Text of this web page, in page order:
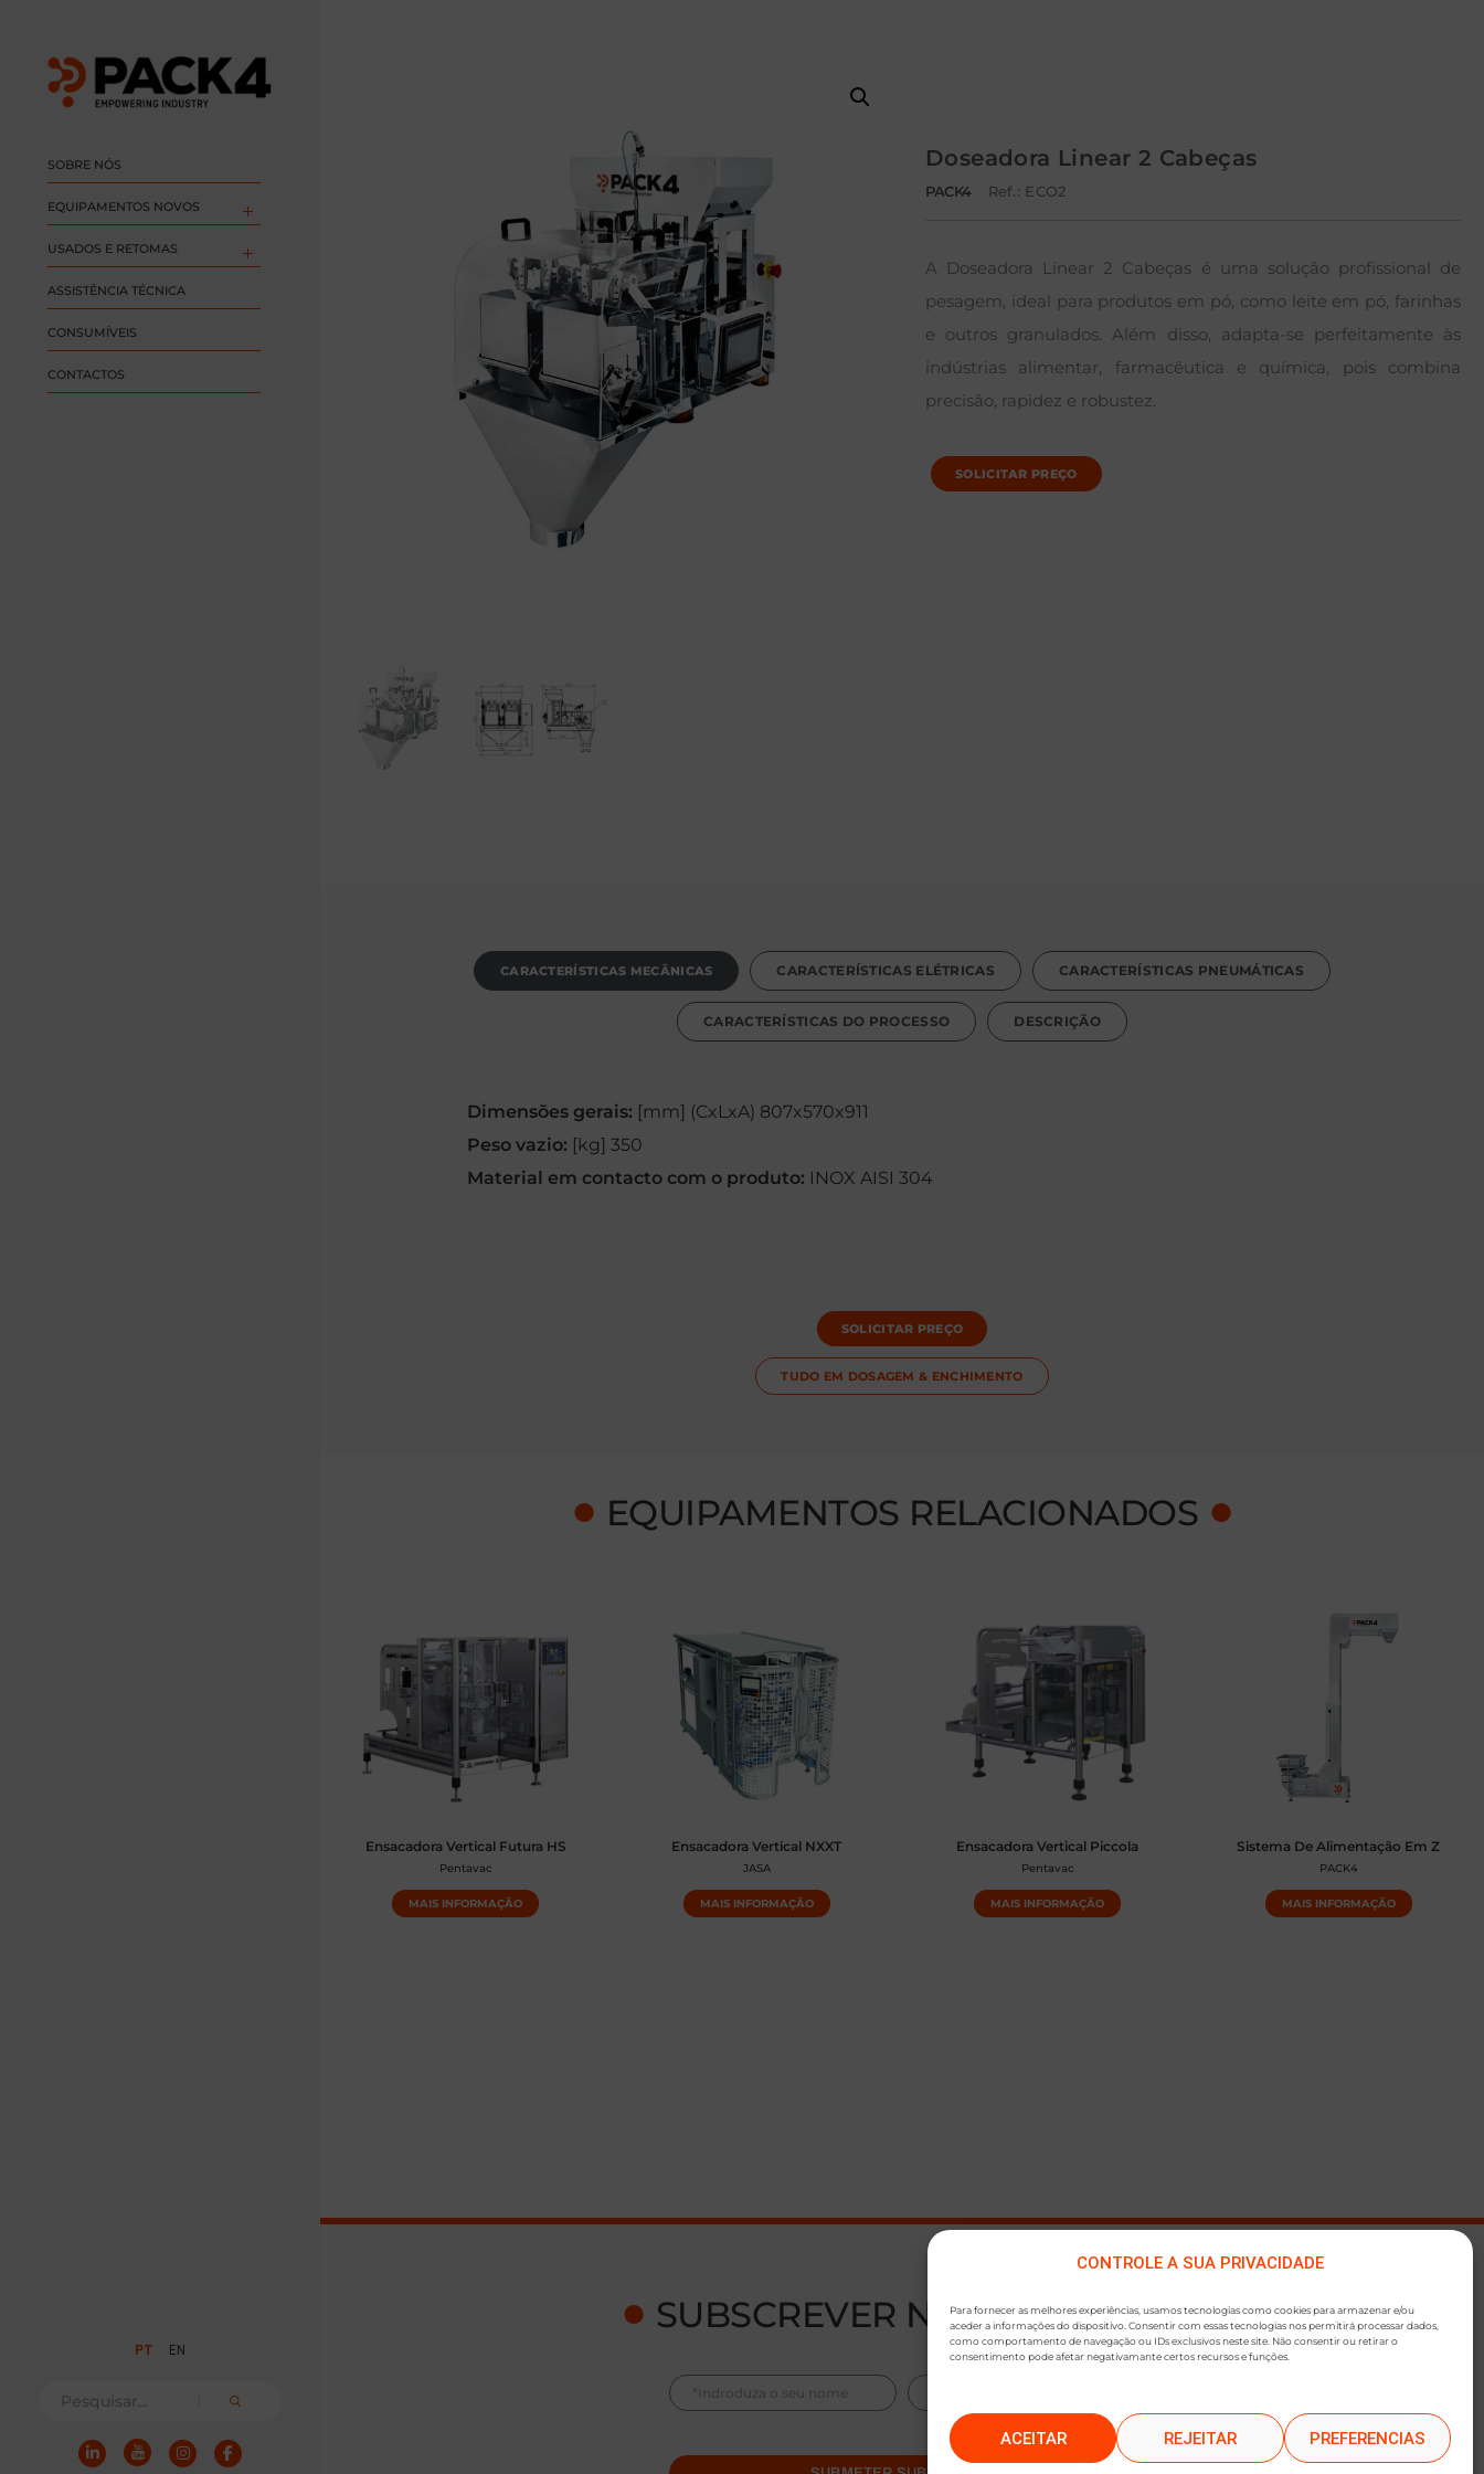
CONTROLE A SUA PRIVACIDADE
Para fornecer as melhores experiências, usamos tecnologias como cookies para armazenar e/ou
aceder a informações do dispositivo. Consentir com essas tecnologias nos permitirá processar dados,
como comportamento de navegação ou IDs exclusivos neste site. Não consentir ou retirar o
consentimento pode afetar negativamante certos recursos e funções.
ACEITAR REJEITAR PREFERENCIAS
SOBRE NÓS
EQUIPAMENTOS NOVOS
USADOS E RETOMAS
ASSISTÊNCIA TÉCNICA
CONSUMÍVEIS
CONTACTOS
PT EN
Doseadora Linear 2 Cabeças
PACK4 Ref.: ECO2
A Doseadora Linear 2 Cabeças é uma solução profissional de
pesagem, ideal para produtos em pó, como leite em pó, farinhas
e outros granulados. Além disso, adapta-se perfeitamente às
indústrias alimentar, farmacêutica e química, pois combina
precisão, rapidez e robustez.
SOLICITAR PREÇO
CARACTERÍSTICAS MECÂNICAS CARACTERÍSTICAS ELÉTRICAS CARACTERÍSTICAS PNEUMÁTICAS
CARACTERÍSTICAS DO PROCESSO DESCRIÇÃO
Dimensões gerais: [mm] (CxLxA) 807x570x911
Peso vazio: [kg] 350
Material em contacto com o produto: INOX AISI 304
SOLICITAR PREÇO
TUDO EM DOSAGEM & ENCHIMENTO
● EQUIPAMENTOS RELACIONADOS ●
Ensacadora Vertical Futura HS
Pentavac
MAIS INFORMAÇÃO
Ensacadora Vertical NXXT
JASA
MAIS INFORMAÇÃO
Ensacadora Vertical Piccola
Pentavac
MAIS INFORMAÇÃO
Sistema De Alimentação Em Z
PACK4
MAIS INFORMAÇÃO
● SUBSCREVER NEWSLETTER●